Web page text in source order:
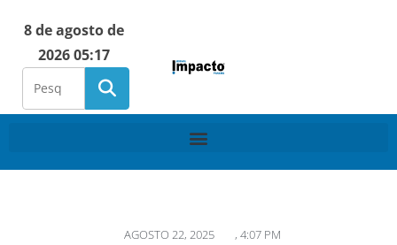
8 de agosto de
2026 05:17
AGOSTO 22, 2025 , 4:07 PM